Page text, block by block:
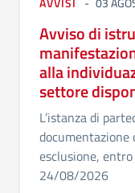
Avviso di
alla
settore
L’istanza di
documentazione
esclusione,
24/08/2026